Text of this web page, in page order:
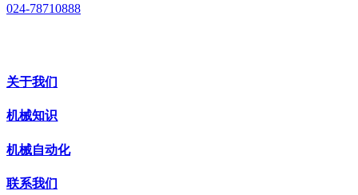
024-78710888
关于我们
机械知识
机械自动化
联系我们